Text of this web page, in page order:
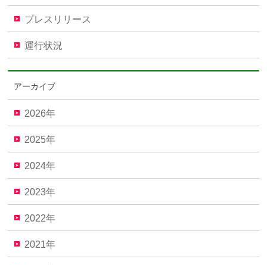
プレスリリース
運行状況
アーカイブ
2026年
2025年
2024年
2023年
2022年
2021年